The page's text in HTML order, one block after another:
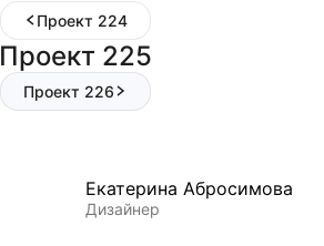
Проект 224
Проект 225
Проект 226
Екатерина Абросимова
Дизайнер